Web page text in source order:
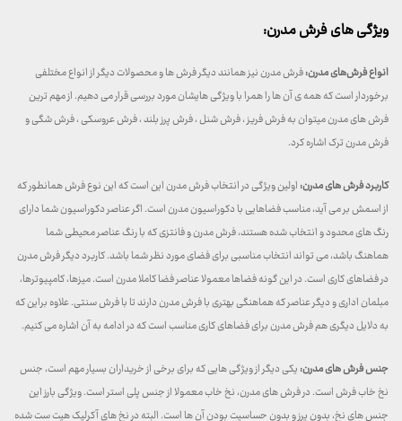
ویژگی های فرش مدرن:
انواع فرش‌های مدرن:فرش مدرن نیز همانند دیگر فرش ها و محصولات دیگر از انواع مختلفی
برخوردار است که همه ی آن ها را همرا با ویژگی هایشان مورد بررسی قرار می دهیم. از مهم ترین
فرش های مدرن میتوان به فرش فریز ، فرش شنل ، فرش پرز بلند ، فرش عروسکی ، فرش شگی و
فرش مدرن ترک اشاره کرد.
کاربرد فرش های مدرن:اولین ویژگی در انتخاب فرش مدرن این است که این نوع فرش همانطور که
از اسمش بر می آید، مناسب فضاهایی با دکوراسیون مدرن است. اگر عناصر دکوراسیون شما دارای
رنگ های محدود و انتخاب شده هستند، فرش مدرن و فانتزی که با رنگ عناصر محیطی شما
هماهنگ باشد، می تواند انتخاب مناسبی برای فضای مورد نظر شما باشد. کاربرد دیگر فرش مدرن
در فضاهای کاری است. در این گونه فضاها معمولا عناصر فضا کاملا مدرن است. میزها، کامپیوترها،
مبلمان اداری و دیگر عناصر که هماهنگی بهتری با فرش مدرن دارند تا با فرش سنتی. علاوه براین که
به دلایل دیگری هم فرش مدرن برای فضاهای کاری مناسب است که در ادامه به آن اشاره می کنیم.
جنس فرش های مدرن:یکی دیگر از ویژگی هایی که برای برخی از خریداران بسیار مهم است، جنس
نخ خاب فرش است. در فرش های مدرن، نخ خاب معمولا از جنس پلی استر است. ویژگی بارز این
جنس های نخ، بدون پرز و بدون حساسیت بودن آن ها است. البته در نخ های آکرلیک هیت ست شده